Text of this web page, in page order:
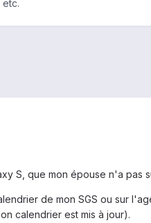
S, que mon épouse n'a pas
de mon SGS ou sur
calendrier est mis à jour).